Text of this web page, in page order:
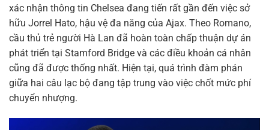
xác nhận thông tin Chelsea đang tiến rất gần đến việc sở
hữu Jorrel Hato, hậu vệ đa năng của Ajax. Theo Romano,
cầu thủ trẻ người Hà Lan đã hoàn toàn chấp thuận dự án
phát triển tại Stamford Bridge và các điều khoản cá nhân
cũng đã được thống nhất. Hiện tại, quá trình đàm phán
giữa hai câu lạc bộ đang tập trung vào việc chốt mức phí
chuyển nhượng.